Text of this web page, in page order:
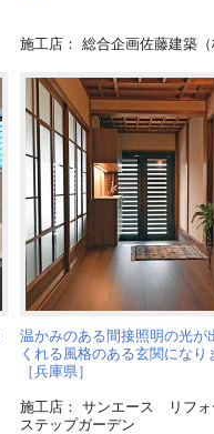
施工店： 総合企画佐藤建築（
温かみのある間接照明の光が
くれる風格のある玄関になり
［兵庫県］
施工店： サンエース リフ
ステップガーデン